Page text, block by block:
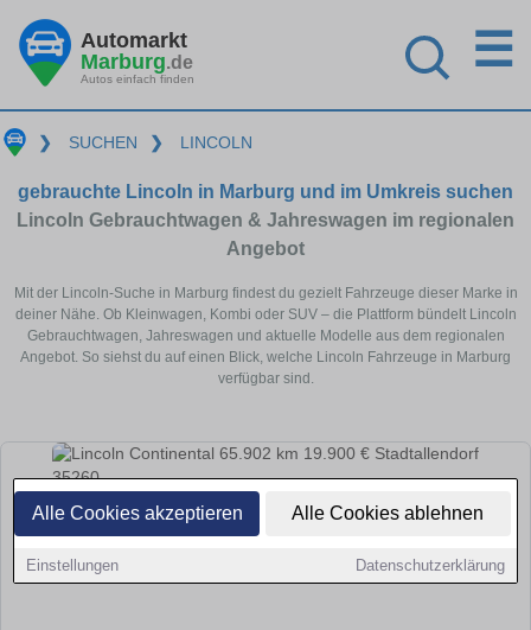
Alle Cookies akzeptieren Alle Cookies ablehnen
Einstellungen Datenschutzerklärung
Automarkt
Marburg.de
Autos einfach finden
☰
❯ SUCHEN ❯ LINCOLN
gebrauchte Lincoln in Marburg und im Umkreis suchen
Lincoln Gebrauchtwagen & Jahreswagen im regionalen
Angebot
Mit der Lincoln-Suche in Marburg findest du gezielt Fahrzeuge dieser Marke in
deiner Nähe. Ob Kleinwagen, Kombi oder SUV – die Plattform bündelt Lincoln
Gebrauchtwagen, Jahreswagen und aktuelle Modelle aus dem regionalen
Angebot. So siehst du auf einen Blick, welche Lincoln Fahrzeuge in Marburg
verfügbar sind.